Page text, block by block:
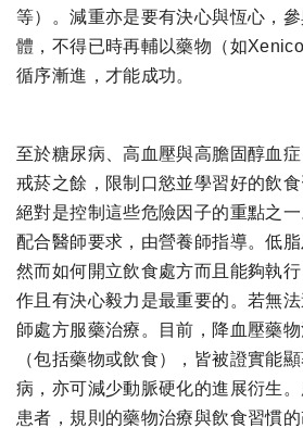
等）。減重亦是要有決心與恆心，
體，不得已時再輔以藥物（如
循序漸進，才能成功。
至於糖尿病、高血壓與高膽固醇血
戒菸之餘，限制口慾並學習好的飲食
絕對是控制這些危險因子的重點之
配合醫師要求，由營養師指導。低脂
然而如何開立飲食處方而且能夠執
作且有決心毅力是最重要的。若無
師處方服藥治療。目前，降血壓藥
（包括藥物或飲食），皆被證實能
病，亦可減少動脈硬化的進展衍生
患者，規則的藥物治療與飲食習慣